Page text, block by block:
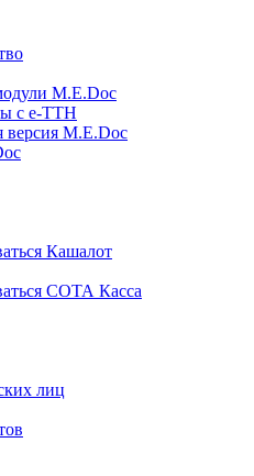
M.E.Doc
с е-ТТН
версия M.E.Doc
Кашалот
СОТА Касса
лиц